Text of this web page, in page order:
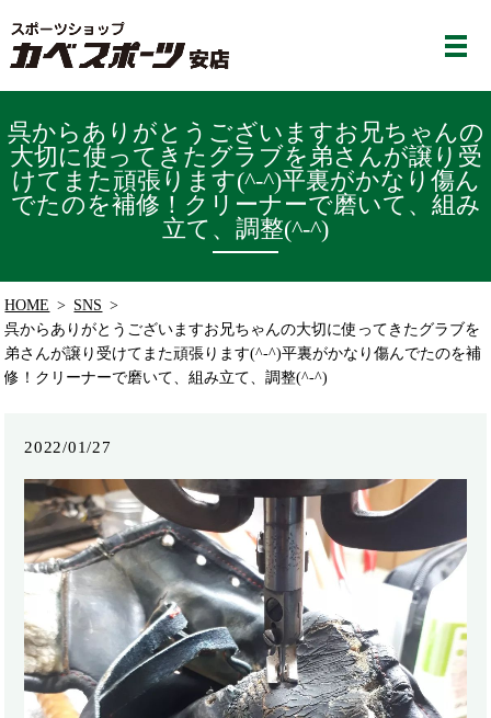
呉からありがとうございますお兄ちゃんの
大切に使ってきたグラブを弟さんが譲り受
けてまた頑張ります(^-^)平裏がかなり傷ん
でたのを補修！クリーナーで磨いて、組み
立て、調整(^-^)️
HOME
SNS
呉からありがとうございますお兄ちゃんの大切に使ってきたグラブを
弟さんが譲り受けてまた頑張ります(^-^)平裏がかなり傷んでたのを補
修！クリーナーで磨いて、組み立て、調整(^-^)️
2022/01/27